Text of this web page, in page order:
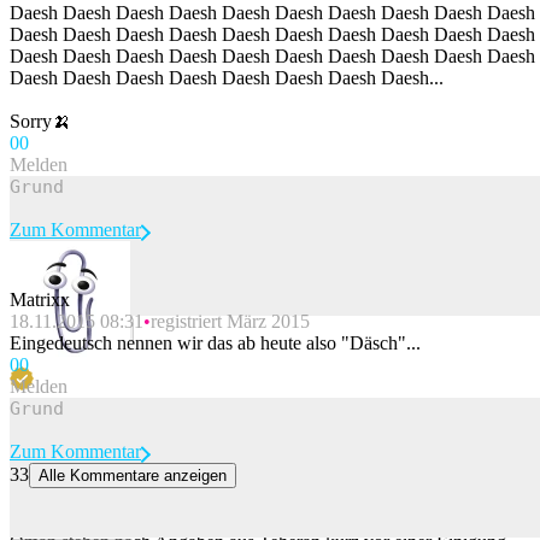
Daesh Daesh Daesh Daesh Daesh Daesh Daesh Daesh Daesh Daesh
Daesh Daesh Daesh Daesh Daesh Daesh Daesh Daesh Daesh Daesh
Daesh Daesh Daesh Daesh Daesh Daesh Daesh Daesh Daesh Daesh
Daesh Daesh Daesh Daesh Daesh Daesh Daesh Daesh...
Sorry🍌
00
Melden
Beitrag melden
Zum Kommentar
Matrixx
18.11.2015 08:31 registriert März 2015
Eingedeutsch nennen wir das ab heute also "Däsch"...
00
Melden
Zum Kommentar
33 Alle Kommentare anzeigen